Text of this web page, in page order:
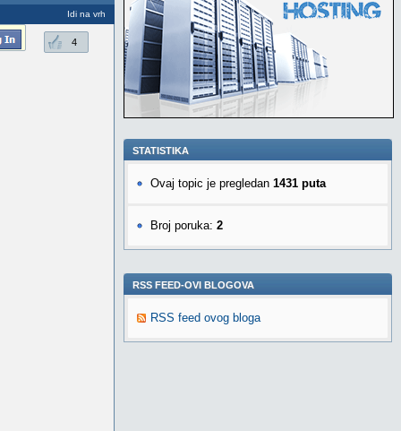
Idi na vrh
4
STATISTIKA
Ovaj topic je pregledan 1431 puta
Broj poruka: 2
RSS FEED-OVI BLOGOVA
RSS feed ovog bloga